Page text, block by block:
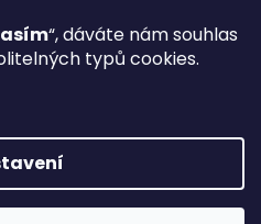
“, dáváte nám souhlas
typů cookies.
hp
Premium